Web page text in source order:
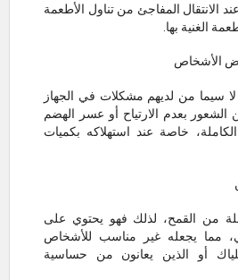
المفاجئ من تناول الأطعمة
الغنية بها.
لا سيما من لديهم مشكلات في الجهاز
الشعور بعدم الارتياح أو عسر الهضم
خاصة عند استهلاكه بكميات
من القمح، لذلك فهو يحتوي على
مما يجعله غير مناسب للأشخاص
أو الذين يعانون من حساسية